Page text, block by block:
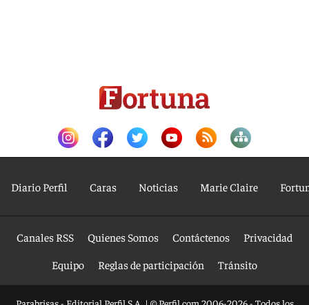
Diario Perfil Caras Noticias Marie Claire
Canales RSS Quienes Somos Contáctenos
Privacidad
Equipo
Reglas de participación Tránsito